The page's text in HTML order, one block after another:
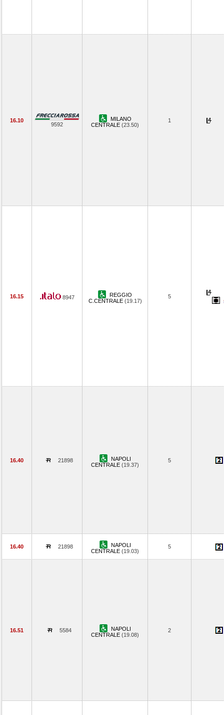
16.10
9592
MILANO
CENTRALE (23.50)
1
16.15 8947
REGGIO
C.CENTRALE (19.17)
5
16.40 21898
NAPOLI
CENTRALE (19.37)
5
16.40 21898
NAPOLI
CENTRALE (19.03)
5
16.51 5584
NAPOLI
CENTRALE (19.08)
2